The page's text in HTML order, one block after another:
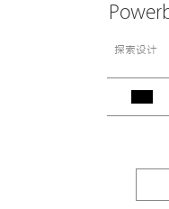
探索设计